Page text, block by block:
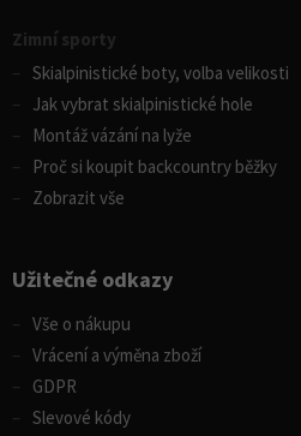
Zimní sporty
Skialpinistické boty, volba velikosti
Jak vybrat skialpinistické hole
Montáž vázání na lyže
Proč si koupit backcountry běžky
Zobrazit vše
Užitečné odkazy
Vše o nákupu
Vrácení a výměna zboží
GDPR
Slevové kódy